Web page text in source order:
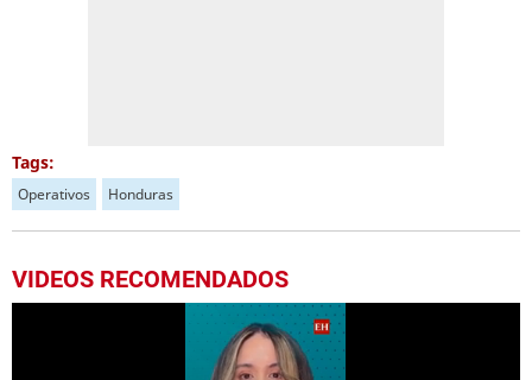
Tags:
Operativos Honduras
VIDEOS RECOMENDADOS